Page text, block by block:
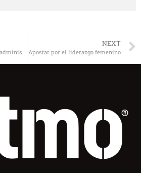
NEXT
Apostar por el liderazgo femenino